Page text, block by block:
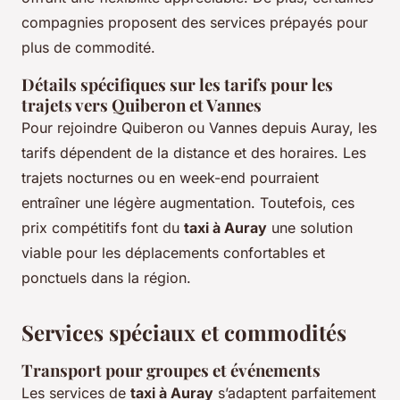
compagnies proposent des services prépayés pour
plus de commodité.
Détails spécifiques sur les tarifs pour les
trajets vers Quiberon et Vannes
Pour rejoindre Quiberon ou Vannes depuis Auray, les
tarifs dépendent de la distance et des horaires. Les
trajets nocturnes ou en week-end pourraient
entraîner une légère augmentation. Toutefois, ces
prix compétitifs font du taxi à Auray une solution
viable pour les déplacements confortables et
ponctuels dans la région.
Services spéciaux et commodités
Transport pour groupes et événements
Les services de taxi à Auray s’adaptent parfaitement